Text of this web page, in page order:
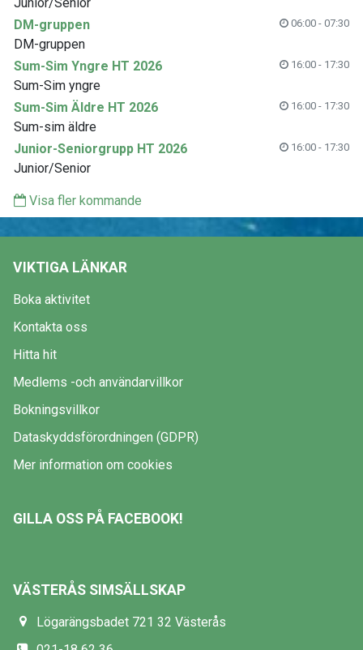
DM-gruppen
06:00 - 07:30
DM-gruppen
Sum-Sim Yngre HT 2026
16:00 - 17:30
Sum-Sim yngre
Sum-Sim Äldre HT 2026
16:00 - 17:30
Sum-sim äldre
Junior-Seniorgrupp HT 2026
16:00 - 17:30
Junior/Senior
Visa fler kommande
VIKTIGA LÄNKAR
Boka aktivitet
Kontakta oss
Hitta hit
Medlems -och användarvillkor
Bokningsvillkor
Dataskyddsförordningen (GDPR)
Mer information om cookies
GILLA OSS PÅ FACEBOOK!
VÄSTERÅS SIMSÄLLSKAP
Lögarängsbadet 721 32 Västerås